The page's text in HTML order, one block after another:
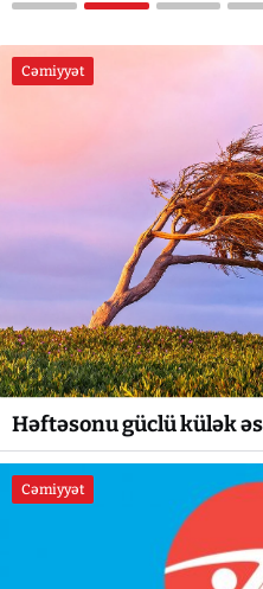
Cəmiyyət
Həftəsonu güclü külək
Cəmiyyət